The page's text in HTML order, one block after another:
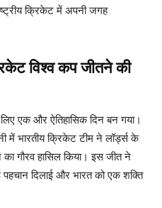
क्रिकेट में अपनी जगह
विश्व कप जीतने की
एक और ऐतिहासिक दिन बन गया।
में भारतीय क्रिकेट टीम ने लॉर्ड्स के
गौरव हासिल किया। इस जीत ने
दिलाई और भारत को एक शक्ति